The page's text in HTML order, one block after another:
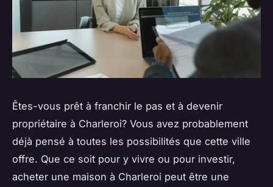
Êtes-vous prêt à franchir le pas et à devenir
propriétaire à Charleroi? Vous avez probablement
déjà pensé à toutes les possibilités que cette ville
offre. Que ce soit pour y vivre ou pour investir,
acheter une maison à Charleroi peut être une